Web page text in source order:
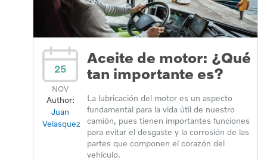
25
NOV
Author:
Juan
Velasquez
Aceite de motor: ¿Qué
tan importante es?
La lubricación del motor es un aspecto
fundamental para la vida útil de nuestro
camión, pues tienen importantes funciones
para evitar el desgaste y la corrosión de las
partes que componen el corazón del
vehículo.